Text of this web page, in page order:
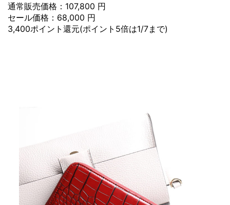
通常販売価格：107,800 円
セール価格：68,000 円
3,400ポイント還元(ポイント5倍は1/7まで)